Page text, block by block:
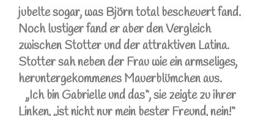
jubelte sogar, was Björn total bescheuert fand.
Noch lustiger fand er aber den Vergleich
zwischen Stotter und der attraktiven Latina.
Stotter sah neben der Frau wie ein armseliges,
heruntergekommenes Mauerblümchen aus.
„Ich bin Gabrielle und das“, sie zeigte zu ihrer
Linken, „ist nicht nur mein bester Freund, nein!“